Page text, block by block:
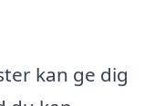
kan ge dig